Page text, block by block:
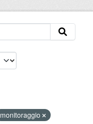
monitoraggio